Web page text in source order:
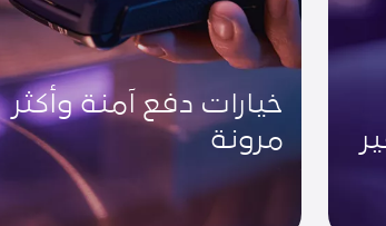
خيارات دفع آمنة وأكثر
مرونة